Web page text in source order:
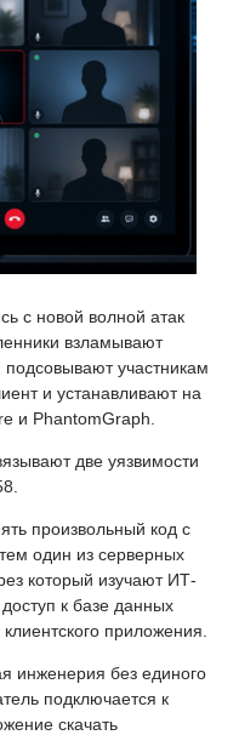
с новой волной атак
взламывают
участникам
и устанавливают на
и PhantomGraph.
две уязвимости
произвольный код с
один из серверных
который изучают ИТ-
к базе данных
приложения.
инженерия без единого
подключается к
скачать